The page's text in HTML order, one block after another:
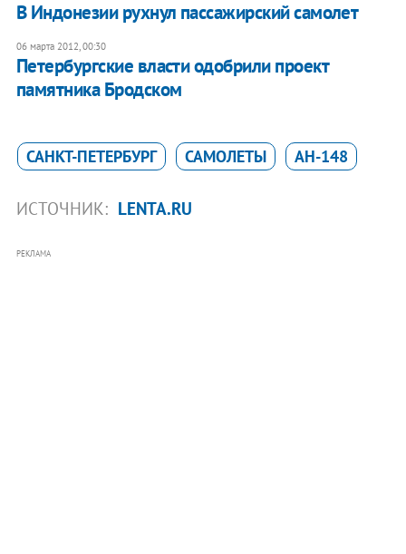
В Индонезии рухнул пассажирский самолет
06 марта 2012, 00:30
Петербургские власти одобрили проект
памятника Бродском
САНКТ-ПЕТЕРБУРГ САМОЛЕТЫ АН-148
ИСТОЧНИК: LENTA.RU
РЕКЛАМА